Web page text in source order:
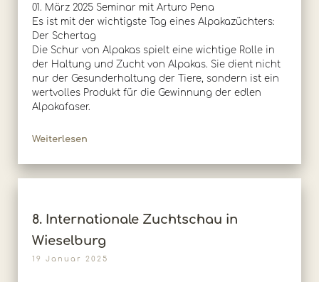
01. März 2025 Seminar mit Arturo Pena
Es ist mit der wichtigste Tag eines Alpakazüchters:
Der Schertag
Die Schur von Alpakas spielt eine wichtige Rolle in
der Haltung und Zucht von Alpakas. Sie dient nicht
nur der Gesunderhaltung der Tiere, sondern ist ein
wertvolles Produkt für die Gewinnung der edlen
Alpakafaser.
Weiterlesen
8. Internationale Zuchtschau in
Wieselburg
19 Januar 2025